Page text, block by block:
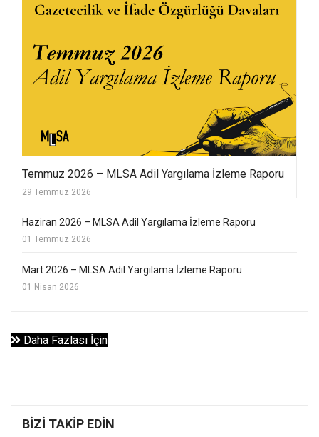
Temmuz 2026 – MLSA Adil Yargılama İzleme Raporu
29 Temmuz 2026
Haziran 2026 – MLSA Adil Yargılama İzleme Raporu
01 Temmuz 2026
Mart 2026 – MLSA Adil Yargılama İzleme Raporu
01 Nisan 2026
Daha Fazlası İçin
BIZI TAKIP EDIN